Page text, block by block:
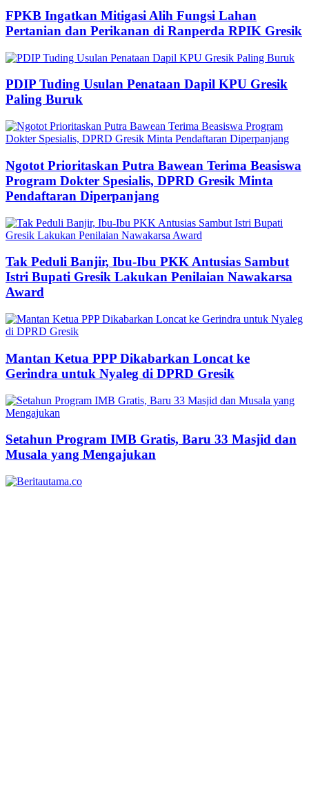
FPKB Ingatkan Mitigasi Alih Fungsi Lahan
Pertanian dan Perikanan di Ranperda RPIK Gresik
PDIP Tuding Usulan Penataan Dapil KPU Gresik
Paling Buruk
Ngotot Prioritaskan Putra Bawean Terima Beasiswa
Program Dokter Spesialis, DPRD Gresik Minta
Pendaftaran Diperpanjang
Tak Peduli Banjir, Ibu-Ibu PKK Antusias Sambut
Istri Bupati Gresik Lakukan Penilaian Nawakarsa
Award
Mantan Ketua PPP Dikabarkan Loncat ke
Gerindra untuk Nyaleg di DPRD Gresik
Setahun Program IMB Gratis, Baru 33 Masjid dan
Musala yang Mengajukan